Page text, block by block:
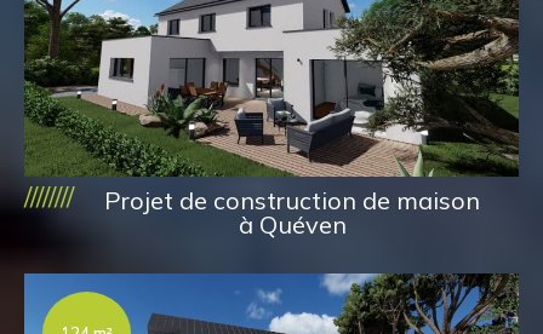
////////
Projet de construction de maison
à Quéven